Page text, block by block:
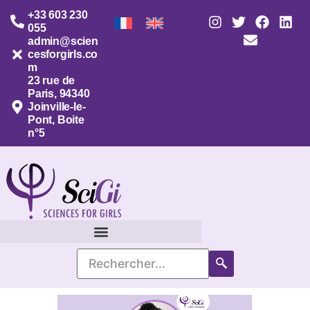
+33 603 230
055
admin@scien
cesforgirls.co
m
23 rue de
Paris, 94340
Joinville-le-
Pont, Boite
n°5